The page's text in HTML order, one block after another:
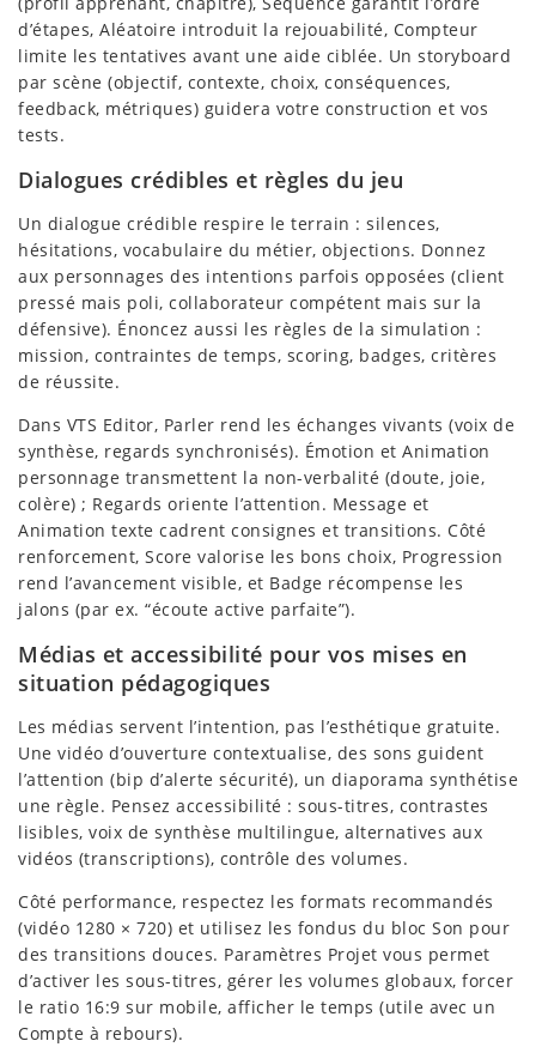
d’étapes, Aléatoire introduit la rejouabilité, Compteur
limite les tentatives avant une aide ciblée. Un storyboard
par scène (objectif, contexte, choix, conséquences,
feedback, métriques) guidera votre construction et vos
tests.
Dialogues crédibles et règles du jeu
Un dialogue crédible respire le terrain : silences,
hésitations, vocabulaire du métier, objections. Donnez
aux personnages des intentions parfois opposées (client
pressé mais poli, collaborateur compétent mais sur la
défensive). Énoncez aussi les règles de la simulation :
mission, contraintes de temps, scoring, badges, critères
de réussite.
Dans VTS Editor, Parler rend les échanges vivants (voix de
synthèse, regards synchronisés). Émotion et Animation
personnage transmettent la non-verbalité (doute, joie,
colère) ; Regards oriente l’attention. Message et
Animation texte cadrent consignes et transitions. Côté
renforcement, Score valorise les bons choix, Progression
rend l’avancement visible, et Badge récompense les
jalons (par ex. “écoute active parfaite”).
Médias et accessibilité pour vos mises en
situation pédagogiques
Les médias servent l’intention, pas l’esthétique gratuite.
Une vidéo d’ouverture contextualise, des sons guident
l’attention (bip d’alerte sécurité), un diaporama synthétise
une règle. Pensez accessibilité : sous-titres, contrastes
lisibles, voix de synthèse multilingue, alternatives aux
vidéos (transcriptions), contrôle des volumes.
Côté performance, respectez les formats recommandés
(vidéo 1280 × 720) et utilisez les fondus du bloc Son pour
des transitions douces. Paramètres Projet vous permet
d’activer les sous-titres, gérer les volumes globaux, forcer
le ratio 16:9 sur mobile, afficher le temps (utile avec un
Compte à rebours).